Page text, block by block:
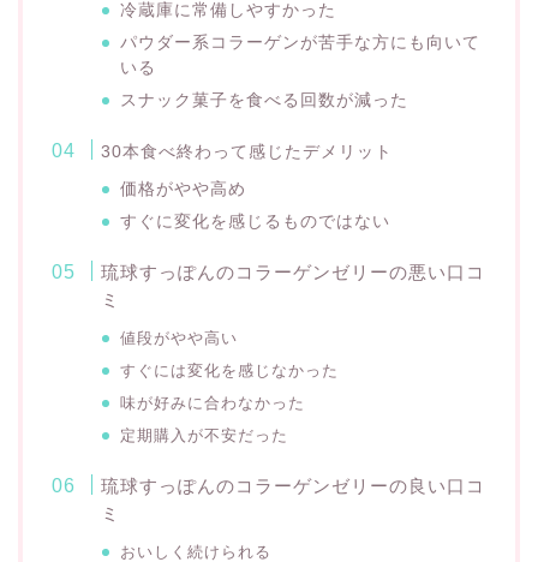
冷蔵庫に常備しやすかった
パウダー系コラーゲンが苦手な方にも向いて
いる
スナック菓子を食べる回数が減った
30本食べ終わって感じたデメリット
価格がやや高め
すぐに変化を感じるものではない
琉球すっぽんのコラーゲンゼリーの悪い口コ
ミ
値段がやや高い
すぐには変化を感じなかった
味が好みに合わなかった
定期購入が不安だった
琉球すっぽんのコラーゲンゼリーの良い口コ
ミ
おいしく続けられる